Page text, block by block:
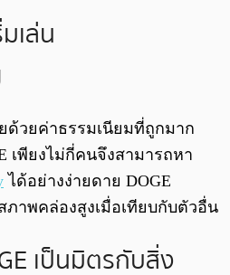
เล่น
ด้วยค่าธรรมเนียมที่ถูกมาก
เพียงไม่กี่คนจึงสามารถหา
ได้อย่างง่ายดาย DOGE
าพคล่องสูงเมื่อเทียบกับตัวอื่น
เป็นมิตรกับสิ่ง